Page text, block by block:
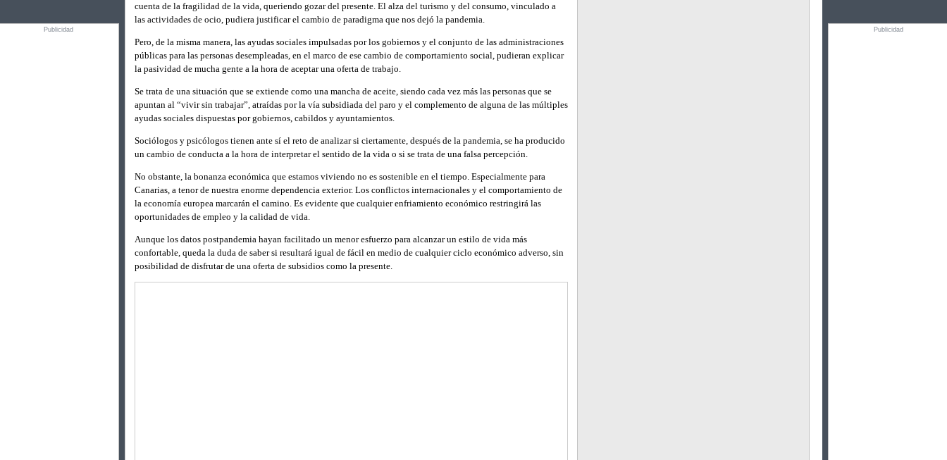
Publicidad Publicidad
cuenta de la fragilidad de la vida, queriendo gozar del presente. El alza del turismo y del consumo, vinculado a
las actividades de ocio, pudiera justificar el cambio de paradigma que nos dejó la pandemia.
Pero, de la misma manera, las ayudas sociales impulsadas por los gobiernos y el conjunto de las administraciones
públicas para las personas desempleadas, en el marco de ese cambio de comportamiento social, pudieran explicar
la pasividad de mucha gente a la hora de aceptar una oferta de trabajo.
Se trata de una situación que se extiende como una mancha de aceite, siendo cada vez más las personas que se
apuntan al “vivir sin trabajar”, atraídas por la vía subsidiada del paro y el complemento de alguna de las múltiples
ayudas sociales dispuestas por gobiernos, cabildos y ayuntamientos.
Sociólogos y psicólogos tienen ante sí el reto de analizar si ciertamente, después de la pandemia, se ha producido
un cambio de conducta a la hora de interpretar el sentido de la vida o si se trata de una falsa percepción.
No obstante, la bonanza económica que estamos viviendo no es sostenible en el tiempo. Especialmente para
Canarias, a tenor de nuestra enorme dependencia exterior. Los conflictos internacionales y el comportamiento de
la economía europea marcarán el camino. Es evidente que cualquier enfriamiento económico restringirá las
oportunidades de empleo y la calidad de vida.
Aunque los datos postpandemia hayan facilitado un menor esfuerzo para alcanzar un estilo de vida más
confortable, queda la duda de saber si resultará igual de fácil en medio de cualquier ciclo económico adverso, sin
posibilidad de disfrutar de una oferta de subsidios como la presente.